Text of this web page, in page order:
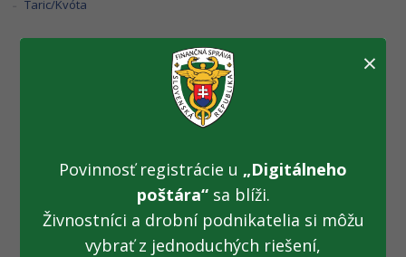
Taric/Kvóta
Na hraniciach sa
pašovalo aj cez
veľkonočné sviatky
(29.03.2016)
×
Povinnosť registrácie u „Digitálneho
poštára“sa blíži.
Živnostníci a drobní podnikatelia si môžu
vybrať z jednoduchých riešení,